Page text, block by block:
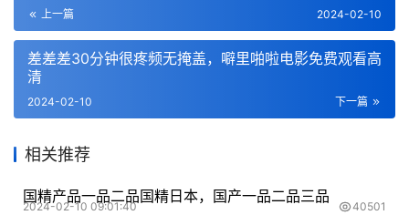
上一篇 2024-02-10
差差差30分钟很疼频无掩盖，噼里啪啦电影免费观看高
清
下一篇
2024-02-10
相关推荐
国精产品一品二品国精日本，国产一品二品三品
2024-02-10 09:01:40 40501